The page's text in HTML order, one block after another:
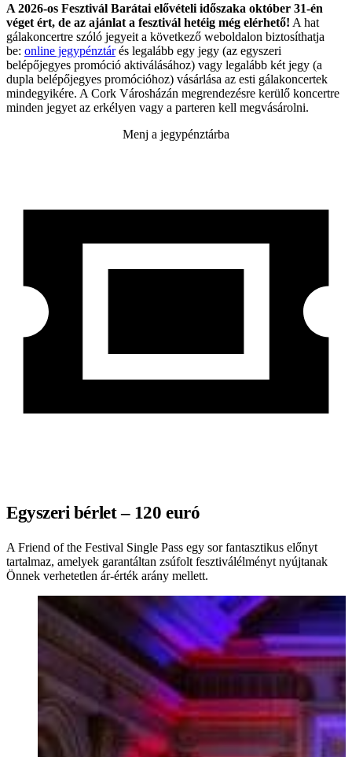
A 2026-os Fesztivál Barátai elővételi időszaka október 31-én
véget ért, de az ajánlat a fesztivál hetéig még elérhető! A hat
gálakoncertre szóló jegyeit a következő weboldalon biztosíthatja
be: online jegypénztárés legalább egy jegy (az egyszeri
belépőjegyes promóció aktiválásához) vagy legalább két jegy (a
dupla belépőjegyes promócióhoz) vásárlása az esti gálakoncertek
mindegyikére. A Cork Városházán megrendezésre kerülő koncertre
minden jegyet az erkélyen vagy a parteren kell megvásárolni.
Menj a jegypénztárba
Egyszeri bérlet – 120 euró
A Friend of the Festival Single Pass egy sor fantasztikus előnyt
tartalmaz, amelyek garantáltan zsúfolt fesztiválélményt nyújtanak
Önnek verhetetlen ár-érték arány mellett.